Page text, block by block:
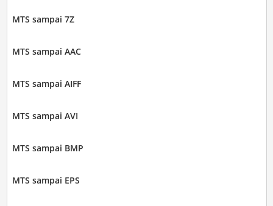
MTS sampai 7Z
MTS sampai AAC
MTS sampai AIFF
MTS sampai AVI
MTS sampai BMP
MTS sampai EPS